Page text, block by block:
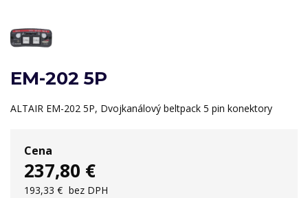
EM-202 5P
ALTAIR EM-202 5P, Dvojkanálový beltpack 5 pin konektory
Cena
237,80 €
193,33 € bez DPH